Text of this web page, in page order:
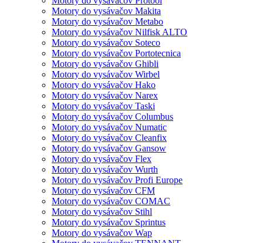
Motory do vysávačov Makita
Motory do vysávačov Metabo
Motory do vysávačov Nilfisk ALTO
Motory do vysávačov Soteco
Motory do vysávačov Portotecnica
Motory do vysávačov Ghibli
Motory do vysávačov Wirbel
Motory do vysávačov Hako
Motory do vysávačov Narex
Motory do vysávačov Taski
Motory do vysávačov Columbus
Motory do vysávačov Numatic
Motory do vysávačov Cleanfix
Motory do vysávačov Gansow
Motory do vysávačov Flex
Motory do vysávačov Wurth
Motory do vysávačov Profi Europe
Motory do vysávačov CFM
Motory do vysávačov COMAC
Motory do vysávačov Stihl
Motory do vysávačov Sprintus
Motory do vysávačov Wap